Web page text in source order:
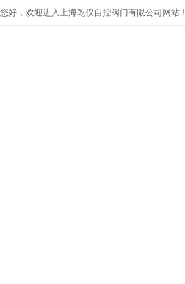
您好，欢迎进入上海乾仪自控阀门有限公司网站！